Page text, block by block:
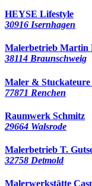
HEYSE Lifestyle
30916 Isernhagen
Malerbetrieb Martin
38114 Braunschweig
Maler &
77871 Renchen
Raumwerk Schmitz
29664 Walsrode
Malerbetrieb T.
32758 Detmold
Malerwerkstätte